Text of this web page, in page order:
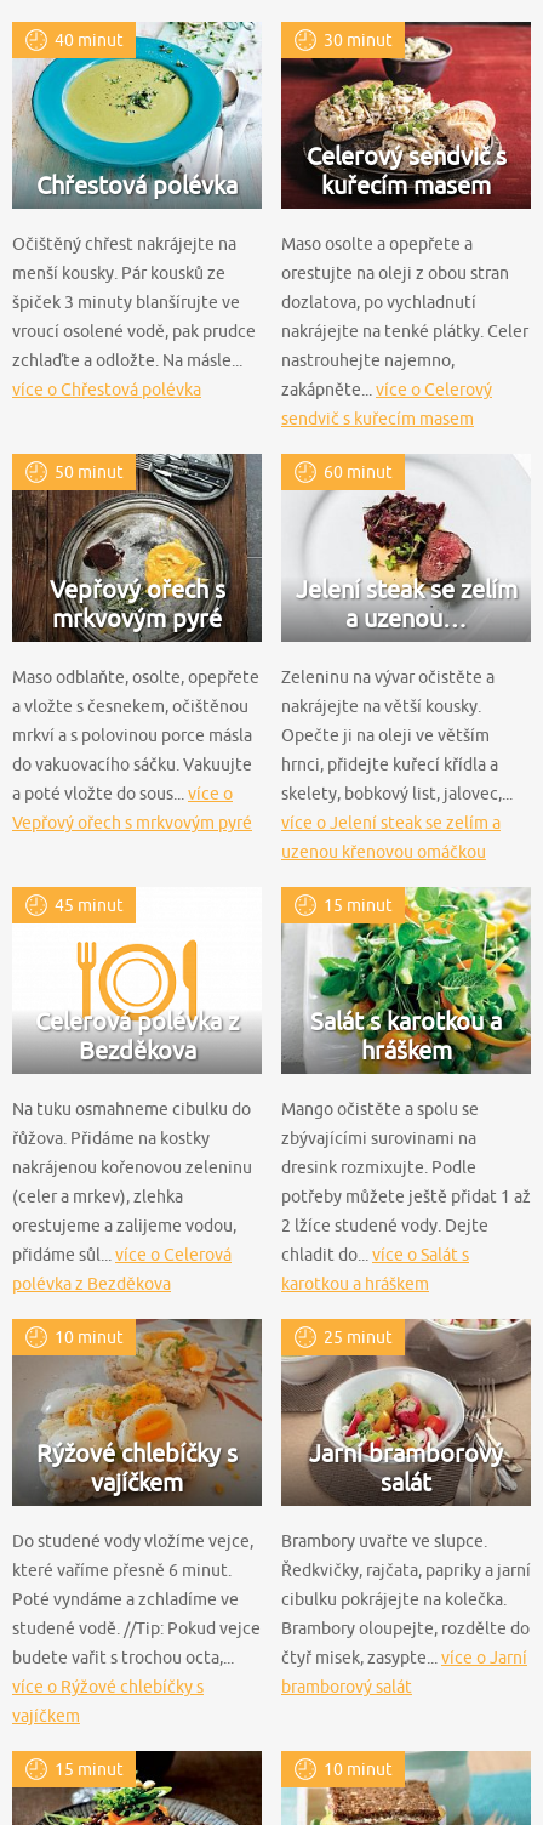
40 minut
Chřestová polévka
Očištěný chřest nakrájejte na
menší kousky. Pár kousků ze
špiček 3 minuty blanšírujte ve
vroucí osolené vodě, pak prudce
zchlaďte a odložte. Na másle...
více o Chřestová polévka
30 minut
Celerový sendvič s
kuřecím masem
Maso osolte a opepřete a
orestujte na oleji z obou stran
dozlatova, po vychladnutí
nakrájejte na tenké plátky. Celer
nastrouhejte najemno,
zakápněte...více o Celerový
sendvič s kuřecím masem
50 minut
Vepřový ořech s
mrkvovým pyré
Maso odblaňte, osolte, opepřete
a vložte s česnekem, očištěnou
mrkví a s polovinou porce másla
do vakuovacího sáčku. Vakuujte
a poté vložte do sous... více o
Vepřový ořech s mrkvovým pyré
60 minut
Jelení steak se zelím
a uzenou…
Zeleninu na vývar očistěte a
nakrájejte na větší kousky.
Opečte ji na oleji ve větším
hrnci, přidejte kuřecí křídla a
skelety, bobkový list, jalovec,...
více o Jelení steak se zelím a
uzenou křenovou omáčkou
45 minut
Celerová polévka z
Bezděkova
Na tuku osmahneme cibulku do
řůžova. Přidáme na kostky
nakrájenou kořenovou zeleninu
(celer a mrkev), zlehka
orestujeme a zalijeme vodou,
přidáme sůl... více o Celerová
polévka z Bezděkova
15 minut
Salát s karotkou a
hráškem
Mango očistěte a spolu se
zbývajícími surovinami na
dresink rozmixujte. Podle
potřeby můžete ještě přidat 1 až
2 lžíce studené vody. Dejte
chladit do... více o Salát s
karotkou a hráškem
10 minut
Rýžové chlebíčky s
vajíčkem
Do studené vody vložíme vejce,
které vaříme přesně 6 minut.
Poté vyndáme a zchladíme ve
studené vodě. //Tip: Pokud vejce
budete vařit s trochou octa,...
více o Rýžové chlebíčky s
vajíčkem
25 minut
Jarní bramborový
salát
Brambory uvařte ve slupce.
Ředkvičky, rajčata, papriky a jarní
cibulku pokrájejte na kolečka.
Brambory oloupejte, rozdělte do
čtyř misek, zasypte...více o Jarní
bramborový salát
15 minut 10 minut